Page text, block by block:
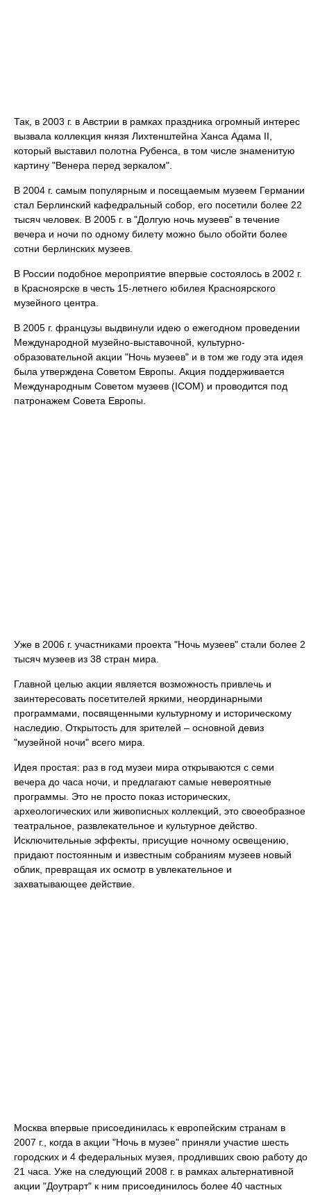
Так, в 2003 г. в Австрии в рамках праздника огромный интерес
вызвала коллекция князя Лихтенштейна Ханса Адама II,
который выставил полотна Рубенса, в том числе знаменитую
картину "Венера перед зеркалом".
В 2004 г. самым популярным и посещаемым музеем Германии
стал Берлинский кафедральный собор, его посетили более 22
тысяч человек. В 2005 г. в "Долгую ночь музеев" в течение
вечера и ночи по одному билету можно было обойти более
сотни берлинских музеев.
В России подобное мероприятие впервые состоялось в 2002 г.
в Красноярске в честь 15-летнего юбилея Красноярского
музейного центра.
В 2005 г. французы выдвинули идею о ежегодном проведении
Международной музейно-выставочной, культурно-
образовательной акции "Ночь музеев" и в том же году эта идея
была утверждена Советом Европы. Акция поддерживается
Международным Советом музеев (ICOM) и проводится под
патронажем Совета Европы.
Уже в 2006 г. участниками проекта "Ночь музеев" стали более 2
тысяч музеев из 38 стран мира.
Главной целью акции является возможность привлечь и
заинтересовать посетителей яркими, неординарными
программами, посвященными культурному и историческому
наследию. Открытость для зрителей – основной девиз
"музейной ночи" всего мира.
Идея простая: раз в год музеи мира открываются с семи
вечера до часа ночи, и предлагают самые невероятные
программы. Это не просто показ исторических,
археологических или живописных коллекций, это своеобразное
театральное, развлекательное и культурное действо.
Исключительные эффекты, присущие ночному освещению,
придают постоянным и известным собраниям музеев новый
облик, превращая их осмотр в увлекательное и
захватывающее действие.
Москва впервые присоединилась к европейским странам в
2007 г., когда в акции "Ночь в музее" приняли участие шесть
городских и 4 федеральных музея, продливших свою работу до
21 часа. Уже на следующий 2008 г. в рамках альтернативной
акции "Доутрарт" к ним присоединилось более 40 частных